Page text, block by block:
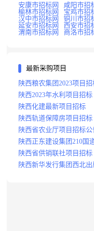
安康市招标网
咸阳市招
榆林市招标网
宝鸡市招
汉中市招标网
铜川市招
延安市招标网
西安市招
渭南市招标网
商洛市招
最新采购项目
陕西粮农集团2023项目招
陕西2023年水利项目招标
陕西化建最新项目招标
陕西轨道保障房项目招标
陕西省农业厅项目招标公
陕西正东建设集团210国
陕西省供销联社项目招标
陕西新华发行集团西北